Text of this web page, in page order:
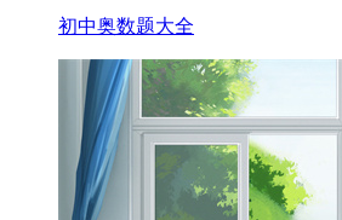
初中奥数题大全